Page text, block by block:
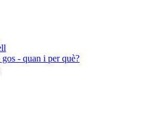
- quan i per què?